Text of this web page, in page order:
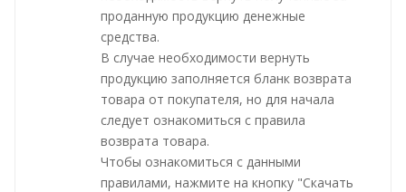
проданную продукцию денежные
средства.
В случае необходимости вернуть
продукцию заполняется бланк возврата
товара от покупателя, но для начала
следует ознакомиться с правила
возврата товара.
Чтобы ознакомиться с данными
правилами, нажмите на кнопку "Скачать